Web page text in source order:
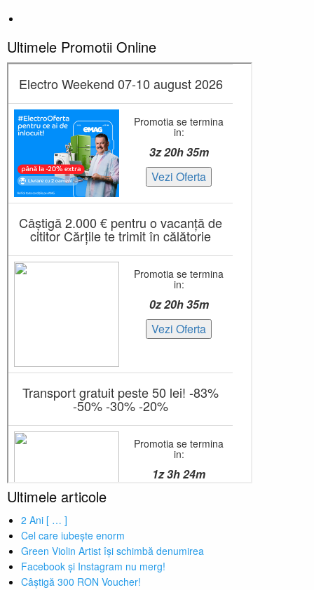
Ultimele Promotii Online
Ultimele articole
2 Ani [ … ]
Cel care iubește enorm
Green Violin Artist își schimbă denumirea
Facebook și Instagram nu merg!
Câștigă 300 RON Voucher!